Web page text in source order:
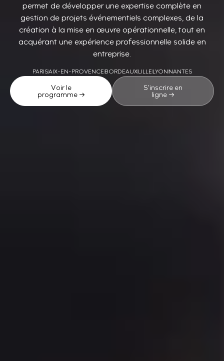
permet de développer une expertise complète en
gestion de projets événementiels complexes, de la
création à la mise en œuvre opérationnelle, tout en
acquérant une expérience professionnelle solide en
entreprise.
PARISAIX-EN-PROVENCEBORDEAUXLILLELYONNANTES
Voir le
programme →
S'inscrire en
ligne →